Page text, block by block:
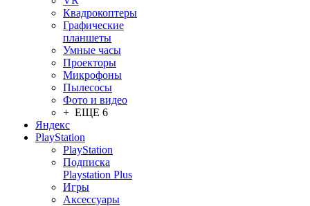
Квадрокоптеры
Графические
планшеты
Умные часы
Проекторы
Микрофоны
Пылесосы
Фото и видео
+ ЕЩЕ 6
Яндекс
PlayStation
PlayStation
Подписка
Playstation Plus
Игры
Аксессуары